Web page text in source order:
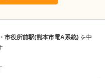
市役所前駅(熊本市電A系統) を中